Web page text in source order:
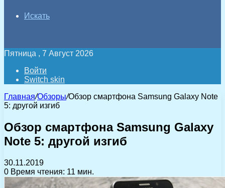
Искать
Пятница , 7 Август 2026
Войти
Switch skin
Главная/Обзоры/Обзор смартфона Samsung Galaxy Note
5: другой изгиб
Обзор смартфона Samsung Galaxy
Note 5: другой изгиб
30.11.2019
0 Время чтения: 11 мин.